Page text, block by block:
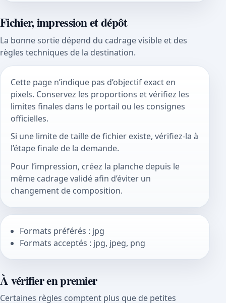
Fichier, impression et dépôt
La bonne sortie dépend du cadrage visible et des
règles techniques de la destination.
Cette page n’indique pas d’objectif exact en
pixels. Conservez les proportions et vérifiez les
limites finales dans le portail ou les consignes
officielles.
Si une limite de taille de fichier existe, vérifiez-la à
l’étape finale de la demande.
Pour l’impression, créez la planche depuis le
même cadrage validé afin d’éviter un
changement de composition.
Formats préférés : jpg
Formats acceptés : jpg, jpeg, png
À vérifier en premier
Certaines règles comptent plus que de petites